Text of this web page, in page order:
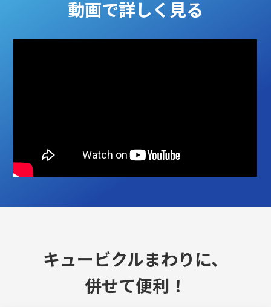
動画で詳しく見る
キュービクルまわりに、
併せて便利！